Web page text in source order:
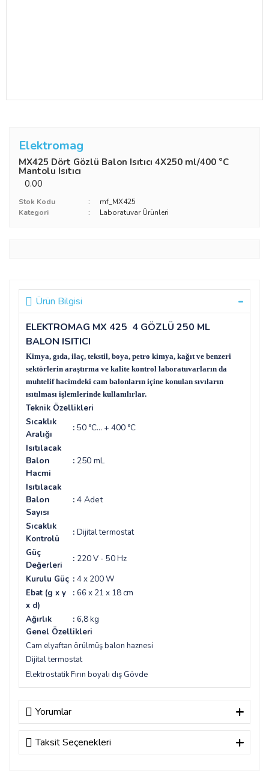
Elektromag
MX425 Dört Gözlü Balon Isıtıcı 4X250 ml/400 °C
Mantolu Isıtıcı
0.00
Stok Kodu
mf_MX425
Kategori
Laboratuvar Ürünleri
Ürün Bilgisi
ELEKTROMAG MX 425 4 GÖZLÜ 250 ML
BALON ISITICI
Kimya, gıda, ilaç, tekstil, boya, petro kimya, kağıt ve benzeri
sektörlerin araştırma ve kalite kontrol laboratuvarların da
muhtelif hacimdeki cam balonların içine konulan sıvıların
ısıtılması işlemlerinde kullanılırlar.
Teknik Özellikleri
Sıcaklık
Aralığı
: 50 °C... + 400 °C
Isıtılacak
Balon
Hacmi
: 250 mL
Isıtılacak
Balon
Sayısı
: 4 Adet
Sıcaklık
Kontrolü
: Dijital termostat
Güç
Değerleri
: 220 V - 50 Hz
Kurulu Güç : 4 x 200 W
Ebat (g x y
x d)
: 66 x 21 x 18 cm
Ağırlık : 6,8 kg
Genel Özellikleri
Cam elyaftan örülmüş balon haznesi
Dijital termostat
Elektrostatik Fırın boyalı dış Gövde
Yorumlar
Bu ürüne ilk yorumu siz yapın!
Taksit Seçenekleri